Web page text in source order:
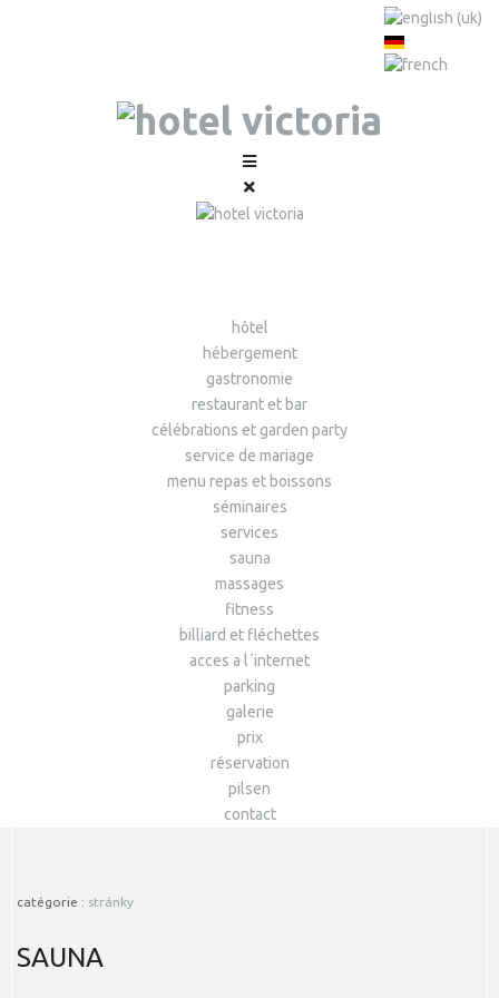
hôtel
hébergement
gastronomie
restaurant et bar
célébrations et garden party
service de mariage
menu repas et boissons
séminaires
services
sauna
massages
fitness
billiard et fléchettes
acces a l´internet
parking
galerie
prix
réservation
pilsen
contact
catégorie : stránky
SAUNA